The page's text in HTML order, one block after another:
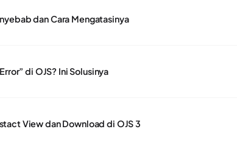
dan Cara Mengatasinya
di OJS? Ini Solusinya
View dan Download di OJS 3